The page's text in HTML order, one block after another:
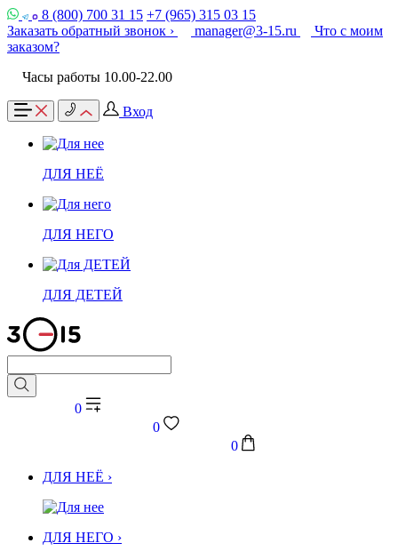
8 (800) 700 31 15 +7 (965) 315 03 15
Заказать обратный звонок ›
manager@3-15.ru
Что с моим
заказом?
Часы работы 10.00-22.00
Вход
ДЛЯ НЕЁ
ДЛЯ НЕГО
ДЛЯ ДЕТЕЙ
0
0
0
ДЛЯ НЕЁ ›
ДЛЯ НЕГО ›